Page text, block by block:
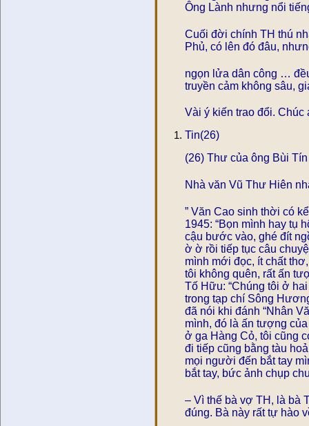
Ông Lành nhưng nổi
Cuối đời chính TH thú
Phủ, có lên đó đâu,
ngọn lửa dân công …
truyền cảm không sâu,
Vài ý kiến trao đổi. Chúc
Tin(26)
(26) Thư của ông Bùi Tín
Nhà văn Vũ Thư Hiên
” Văn Cao sinh thời có
1945: “Bọn mình hay tụ
cậu bước vào, ghé đít
ờ ờ rồi tiếp tục câu
mình mới đọc, ít chất
tôi không quên, rất ấn
Tố Hữu: “Chúng tôi ở
trong tạp chí Sông
đã nói khi đánh “Nhân
mình, đó là ấn tượng
ở ga Hàng Cỏ, tôi cũng
đi tiếp cũng bằng tàu
mọi người đến bắt tay
bắt tay, bức ảnh chụp
– Vì thế bà vợ TH, là bà
đúng. Bà này rất tự hào